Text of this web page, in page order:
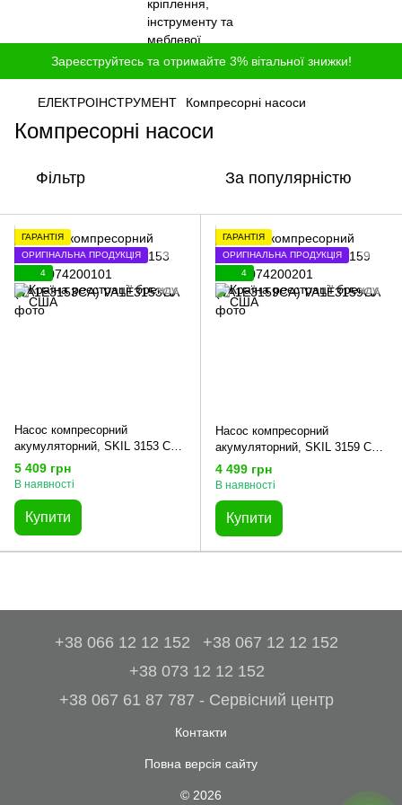
Зареєструйтесь та отримайте 3% вітальної знижки!
ЕЛЕКТРОІНСТРУМЕНТ Компресорні насоси
Компресорні насоси
Фільтр За популярністю
ГАРАНТІЯ
ОРИГІНАЛЬНА ПРОДУКЦІЯ
4
Насос компресорний
акумуляторний, SKIL 3153 CA
11074200101 (VA1E3153CA)
5 409 грн
В наявності
Купити
ГАРАНТІЯ
ОРИГІНАЛЬНА ПРОДУКЦІЯ
4
Насос компресорний
акумуляторний, SKIL 3159 CA
11074200201 (VA1E3159CA)
4 499 грн
В наявності
Купити
+38 066 12 12 152
+38 067 12 12 152
+38 073 12 12 152
+38 067 61 87 787 - Сервісний центр
Контакти
Повна версія сайту
© 2026